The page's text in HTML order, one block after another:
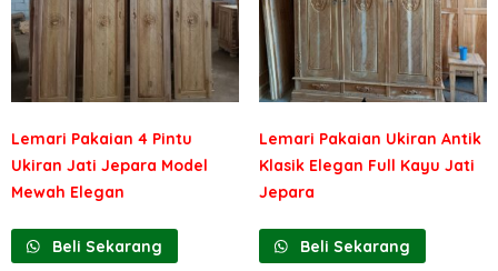
Lemari Pakaian 4 Pintu
Ukiran Jati Jepara Model
Mewah Elegan
Beli Sekarang
Lemari Pakaian Ukiran Antik
Klasik Elegan Full Kayu Jati
Jepara
Beli Sekarang